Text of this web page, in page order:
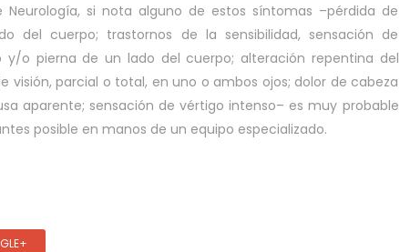
si nota alguno de estos síntomas –pérdida de
cuerpo; trastornos de la sensibilidad, sensación de
y/o pierna de un lado del cuerpo; alteración repentina del
visión, parcial o total, en uno o ambos ojos; dolor de cabeza
aparente; sensación de vértigo intenso– es muy probable
posible en manos de un equipo especializado.